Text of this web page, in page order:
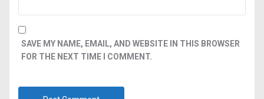
SAVE MY NAME, EMAIL, AND WEBSITE IN THIS BROWSER
FOR THE NEXT TIME I COMMENT.